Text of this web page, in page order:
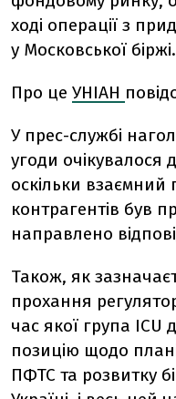
ході операції з
у Московської біржі.
Про це УНІАН
У прес-службі
угоди очікувалося
оскільки взаємний
контрагентів був
направлено
Також, як
прохання
час якої група
позицію щодо
ПФТС та розвитку